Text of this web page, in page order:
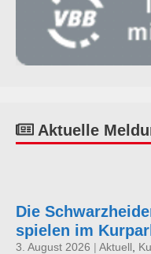
Aktuelle
Die
spielen im
3. August 2026 | Aktuell